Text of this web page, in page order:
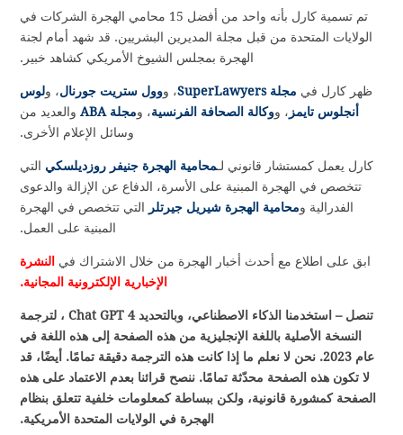
تم تسمية كارل بأنه واحد من أفضل 15 محامي الهجرة الشركات في
الولايات المتحدة من قبل مجلة المديرين البشريين. قد شهد أمام لجنة
الهجرة بمجلس الشيوخ الأمريكي كشاهد خبير.
ظهر كارل في مجلة SuperLawyers ، ووول ستريت جورنال، ولوس
أنجلوس تايمز ، ووكالة الصحافة الفرنسية، ومجلة ABA
والعديد من
وسائل الإعلام الأخرى.
كارل يعمل كمستشار قانوني لـمحامية الهجرة جنيفر روزديلسكي التي
تتخصص في الهجرة المبنية على الأسرة، الدفاع عن الإزالة والدعوى
الفدرالية ومحامية الهجرة شيريل جيرتلر التي تتخصص في الهجرة
المبنية على العمل.
ابق على اطلاع مع أحدث أخبار الهجرة من خلال الاشتراك في النشرة
الإخبارية الإلكترونية المجانية.
تنصل – استخدمنا الذكاء الاصطناعي، وبالتحديد Chat GPT 4 ، لترجمة
النسخة الأصلية باللغة الإنجليزية من هذه الصفحة إلى هذه اللغة في
عام 2023. نحن لا نعلم ما إذا كانت هذه الترجمة دقيقة تمامًا. أيضًا، قد
لا تكون هذه الصفحة محدّثة تمامًا. ننصح قرائنا بعدم الاعتماد على هذه
الصفحة كمشورة قانونية، ولكن ببساطة كمعلومات خلفية تتعلق بنظام
الهجرة في الولايات المتحدة الأمريكية.